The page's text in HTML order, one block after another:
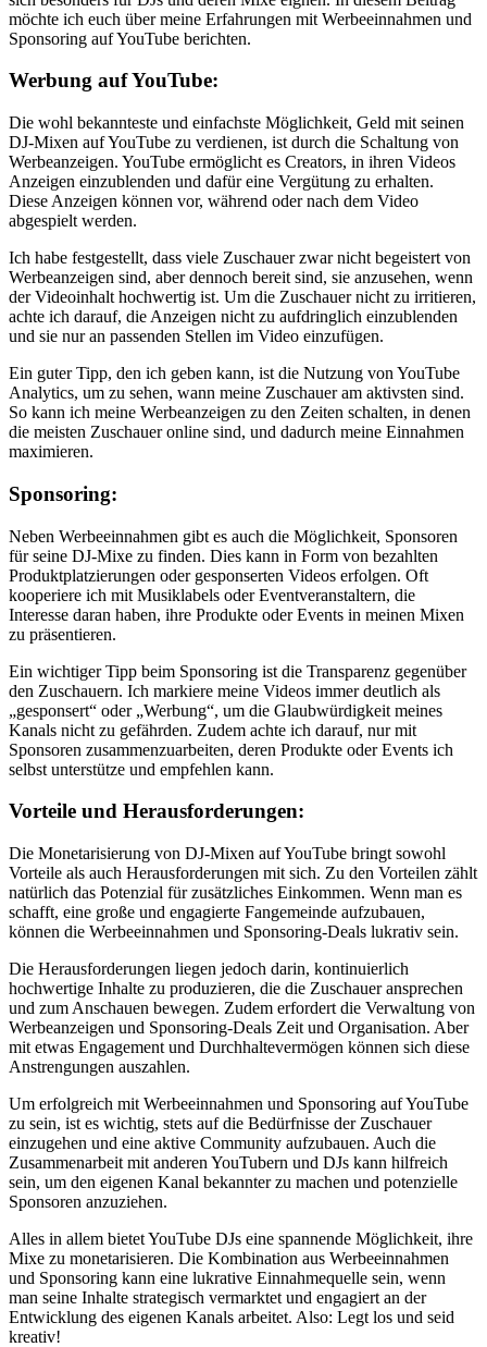
möchte ich euch über​ meine ⁤Erfahrungen mit Werbeeinnahmen und
Sponsoring auf YouTube berichten.
Werbung auf YouTube:
Die wohl bekannteste und​ einfachste Möglichkeit, Geld mit seinen
DJ-Mixen auf YouTube​ zu verdienen, ist durch die Schaltung von
Werbeanzeigen. YouTube ermöglicht ⁣es Creators, in ihren Videos
‍Anzeigen einzublenden und dafür eine Vergütung zu erhalten.
Diese Anzeigen⁣ können vor, während oder nach‌ dem⁤ Video
abgespielt werden.
Ich habe ⁤festgestellt, dass viele⁣ Zuschauer zwar nicht begeistert von
Werbeanzeigen sind, aber dennoch bereit‍ sind, sie anzusehen, wenn
der Videoinhalt hochwertig ist.⁢ Um die Zuschauer nicht zu irritieren,
achte ich darauf, ⁣die Anzeigen nicht​ zu aufdringlich einzublenden
und sie nur an passenden Stellen im Video‌ einzufügen.
Ein guter Tipp, den ich geben kann, ist die Nutzung von YouTube​
Analytics, um zu sehen, wann meine Zuschauer am aktivsten​ sind.‌
So kann ich meine Werbeanzeigen zu den Zeiten⁣ schalten, in denen
die meisten Zuschauer online ‌sind, und dadurch meine Einnahmen
maximieren.
Sponsoring:
Neben Werbeeinnahmen gibt es auch die Möglichkeit,‌ Sponsoren
für ⁣seine DJ-Mixe zu finden. ‌Dies kann in Form von bezahlten
Produktplatzierungen oder gesponserten Videos erfolgen. Oft
kooperiere ich⁣ mit Musiklabels oder‌ Eventveranstaltern, die ​
Interesse daran haben, ‌ihre ⁢Produkte oder Events ⁤in meinen Mixen
zu präsentieren.
Ein wichtiger Tipp beim Sponsoring ⁣ist die Transparenz gegenüber
den Zuschauern. Ich markiere⁤ meine ⁣Videos immer deutlich ⁣als
„gesponsert“ oder⁢ „Werbung“, um‍ die Glaubwürdigkeit⁤ meines
Kanals nicht⁣ zu gefährden. Zudem achte ich darauf,‍ nur mit
Sponsoren zusammenzuarbeiten, deren Produkte oder Events ​ich
selbst unterstütze und empfehlen kann.
Vorteile und Herausforderungen:
Die Monetarisierung von DJ-Mixen auf YouTube bringt sowohl
Vorteile als auch Herausforderungen mit sich. Zu den Vorteilen zählt
natürlich das Potenzial für zusätzliches Einkommen. Wenn ⁤man es
schafft, eine große und engagierte Fangemeinde⁢ aufzubauen,
können die Werbeeinnahmen⁤ und Sponsoring-Deals lukrativ sein.
Die Herausforderungen liegen jedoch darin, kontinuierlich
‌hochwertige Inhalte zu produzieren, die die Zuschauer ansprechen
und zum Anschauen bewegen. Zudem erfordert die Verwaltung von
Werbeanzeigen und Sponsoring-Deals​ Zeit und Organisation. Aber
mit etwas Engagement und Durchhaltevermögen können sich diese
Anstrengungen auszahlen.
Um erfolgreich mit⁤ Werbeeinnahmen und Sponsoring auf YouTube
zu sein, ist es wichtig, stets auf die Bedürfnisse der Zuschauer
einzugehen und ⁢eine aktive Community aufzubauen. Auch die
Zusammenarbeit mit ‌anderen YouTubern und DJs kann hilfreich
sein, um den eigenen Kanal bekannter zu machen und potenzielle
Sponsoren anzuziehen.
Alles in allem bietet YouTube ‍DJs eine⁣ spannende Möglichkeit, ihre
Mixe zu monetarisieren.⁣ Die Kombination aus Werbeeinnahmen
und Sponsoring kann eine lukrative‌ Einnahmequelle‍ sein, wenn
man seine Inhalte strategisch vermarktet und engagiert an der
Entwicklung des eigenen Kanals arbeitet. Also: Legt los und seid
kreativ!